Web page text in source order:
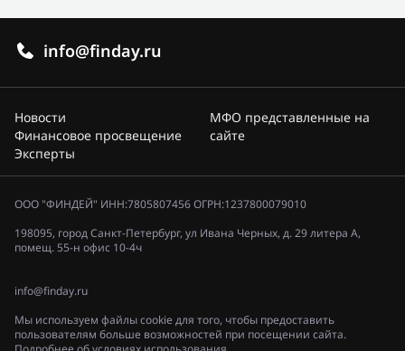
info@finday.ru
Новости
Финансовое просвещение
Эксперты
МФО представленные на
сайте
ООО "ФИНДЕЙ" ИНН:7805807456 ОГРН:1237800079010
198095, город Санкт-Петербург, ул Ивана Черных, д. 29 литера А,
помещ. 55-н офис 10-4ч
info@finday.ru
Мы используем файлы cookie для того, чтобы предоставить
пользователям больше возможностей при посещении сайта.